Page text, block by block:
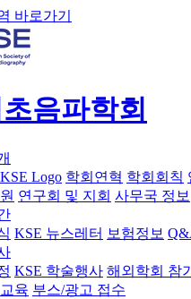
바로가기
음파학회
KSE Logo 학회연혁 학회회칙
연구회 및 지회 사무국 정보
KSE 뉴스레터 보험정보
KSE 학술행사 해외학회 참
육 부스/광고 접수